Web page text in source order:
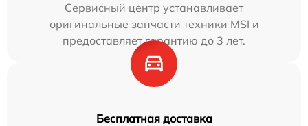
Сервисный центр устанавливает
оригинальные запчасти техники MSI и
предоставляет гарантию до 3 лет.
Бесплатная доставка